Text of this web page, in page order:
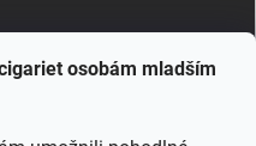
osobám mladším